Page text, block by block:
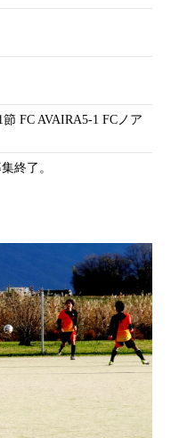
FC AVAIRA5-1 FCノア
終了。